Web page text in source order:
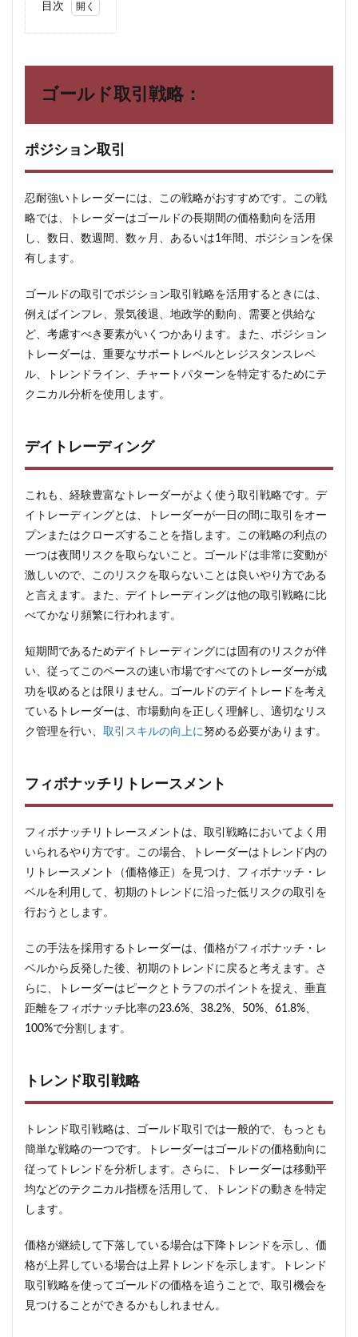
目次
略：
1.1
ポジ
ショ
ン取
トレ
ーデ
1.3
フィ
ボナ
ッチ
リト
スメ
トレ
ンド
戦略
レン
ジ取
2
ゴー
のヒ
ント
2.1
ゴー
ルド
取引
得る
2.2
の練
習
2.3
信頼
でき
カー
に相
ゴールド取引戦略：
ポジション取引
忍耐強いトレーダーには、この戦略がおすすめです。この戦
略では、トレーダーはゴールドの長期間の価格動向を活用
し、数日、数週間、数ヶ月、あるいは1年間、ポジションを保
有します。
ゴールドの取引でポジション取引戦略を活用するときには、
例えばインフレ、景気後退、地政学的動向、需要と供給な
ど、考慮すべき要素がいくつかあります。また、ポジション
トレーダーは、重要なサポートレベルとレジスタンスレベ
ル、トレンドライン、チャートパターンを特定するためにテ
クニカル分析を使用します。
デイトレーディング
これも、経験豊富なトレーダーがよく使う取引戦略です。デ
イトレーディングとは、トレーダーが一日の間に取引をオー
プンまたはクローズすることを指します。この戦略の利点の
一つは夜間リスクを取らないこと。ゴールドは非常に変動が
激しいので、このリスクを取らないことは良いやり方である
と言えます。また、デイトレーディングは他の取引戦略に比
べてかなり頻繁に行われます。
短期間であるためデイトレーディングには固有のリスクが伴
い、従ってこのペースの速い市場ですべてのトレーダーが成
功を収めるとは限りません。ゴールドのデイトレードを考え
ているトレーダーは、市場動向を正しく理解し、適切なリス
ク管理を行い、 取引スキルの向上に努める必要があります。
フィボナッチリトレースメント
フィボナッチリトレースメントは、取引戦略においてよく用
いられるやり方です。この場合、トレーダーはトレンド内の
リトレースメント（価格修正）を見つけ、フィボナッチ・レ
ベルを利用して、初期のトレンドに沿った低リスクの取引を
行おうとします。
この手法を採用するトレーダーは、価格がフィボナッチ・レ
ベルから反発した後、初期のトレンドに戻ると考えます。さ
らに、トレーダーはピークとトラフのポイントを捉え、垂直
距離をフィボナッチ比率の23.6%、38.2%、50%、61.8%、
100%で分割します。
トレンド取引戦略
トレンド取引戦略は、ゴールド取引では一般的で、もっとも
簡単な戦略の一つです。トレーダーはゴールドの価格動向に
従ってトレンドを分析します。さらに、トレーダーは移動平
均などのテクニカル指標を活用して、トレンドの動きを特定
します。
価格が継続して下落している場合は下降トレンドを示し、価
格が上昇している場合は上昇トレンドを示します。トレンド
取引戦略を使ってゴールドの価格を追うことで、取引機会を
見つけることができるかもしれません。